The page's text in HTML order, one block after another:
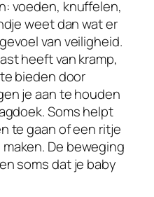
voeden, knuffelen,
weet dan wat er
van veiligheid.
heeft van kramp,
bieden door
je aan te houden
Soms helpt
te gaan of een ritje
De beweging
soms dat je baby